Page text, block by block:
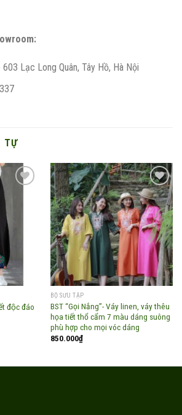
Lạc Long Quân, Tây Hồ, Hà Nội
TỰ
độc đáo
Add to
wishlist
BỘ SƯU TẬP
BST “Gọi Nắng”- Váy linen, váy thêu
họa tiết thổ cẩm 7 màu dáng suông
phù hợp cho mọi vóc dáng
850.000₫